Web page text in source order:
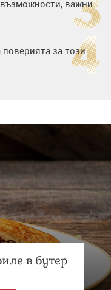
важни
за този
на яхта
в бутер